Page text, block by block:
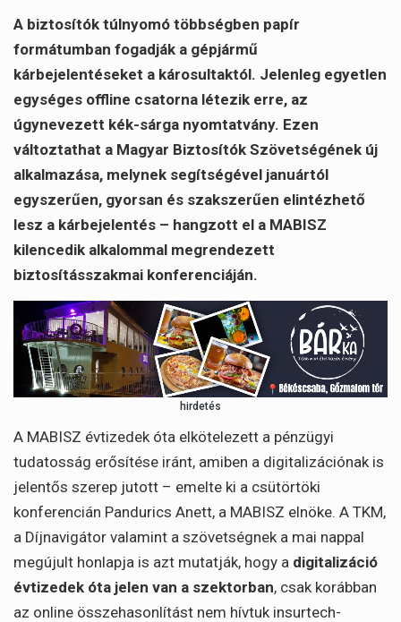
A biztosítók túlnyomó többségben papír
formátumban fogadják a gépjármű
kárbejelentéseket a károsultaktól. Jelenleg egyetlen
egységes offline csatorna létezik erre, az
úgynevezett kék-sárga nyomtatvány. Ezen
változtathat a Magyar Biztosítók Szövetségének új
alkalmazása, melynek segítségével januártól
egyszerűen, gyorsan és szakszerűen elintézhető
lesz a kárbejelentés – hangzott el a MABISZ
kilencedik alkalommal megrendezett
biztosításszakmai konferenciáján.
hirdetés
A MABISZ évtizedek óta elkötelezett a pénzügyi
tudatosság erősítése iránt, amiben a digitalizációnak is
jelentős szerep jutott – emelte ki a csütörtöki
konferencián Pandurics Anett, a MABISZ elnöke. A TKM,
a Díjnavigátor valamint a szövetségnek a mai nappal
megújult honlapja is azt mutatják, hogy a digitalizáció
évtizedek óta jelen van a szektorban, csak korábban
az online összehasonlítást nem hívtuk insurtech-